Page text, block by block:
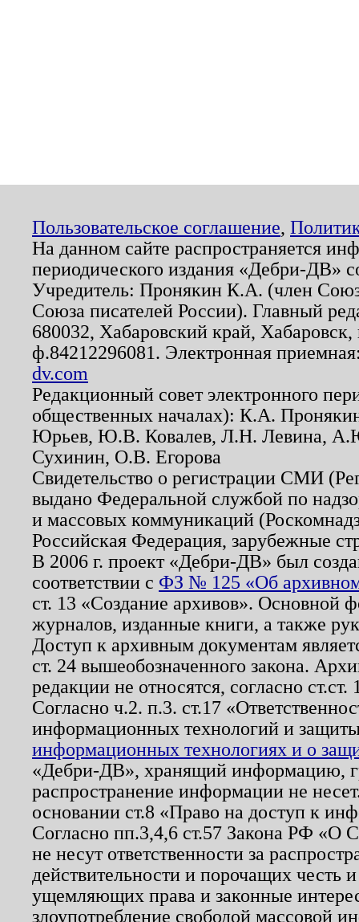
Пользовательское соглашение,
На данном сайте распространяется
периодического издания «Дебри-ДВ»
Учредитель: Пронякин К.А. (член
Союза писателей России). Главный
680032, Хабаровский край,
ф.84212296081. Электронная
dv.com
Редакционный совет электронного
общественных началах): К.А.
Юрьев, Ю.В. Ковалев, Л.Н. Левина,
Сухинин, О.В. Егорова
Свидетельство о регистрации СМИ
выдано Федеральной службой по
и массовых коммуникаций
Российская Федерация, зарубежные
В 2006 г. проект «Дебри-ДВ» был
соответствии с ФЗ № 125 «Об
ст. 13 «Создание архивов». Основной
журналов, изданные книги, а также
Доступ к архивным документам
ст. 24 вышеобозначенного закона.
редакции не относятся, согласно
Согласно ч.2. п.3. ст.17
информационных технологий и
информационных технологиях и о
«Дебри-ДВ», хранящий информацию,
распространение информации не
основании ст.8 «Право на доступ к
Согласно пп.3,4,6 ст.57 Закона РФ «О
не несут ответственности за
действительности и порочащих честь
ущемляющих права и законные
злоупотребление свободой массовой